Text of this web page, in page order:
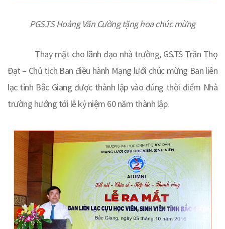
PGS.TS Hoàng Văn Cường tặng hoa chúc mừng
Thay mặt cho lãnh đạo nhà trường, GS.TS Trần Thọ
Đạt – Chủ tịch Ban điều hành Mạng lưới chúc mừng Ban liên
lạc tỉnh Bắc Giang được thành lập vào đúng thời điểm Nhà
trường hướng tới lễ kỷ niệm 60 năm thành lập.